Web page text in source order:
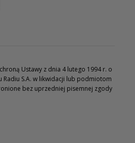
Ustawy z dnia 4 lutego 1994 r. o
Radiu S.A. w likwidacji lub podmiotom
bez uprzedniej pisemnej zgody